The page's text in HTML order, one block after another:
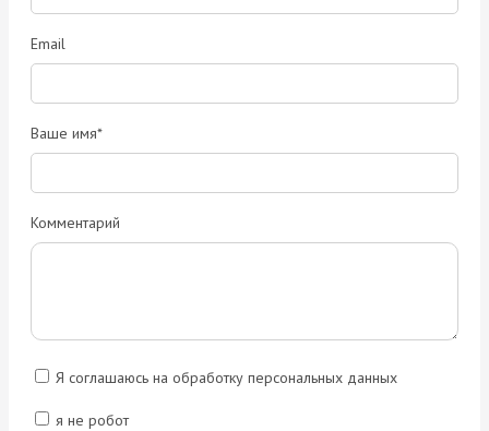
Email
Ваше имя*
Комментарий
Я соглашаюсь на обработку персональных данных
я не робот